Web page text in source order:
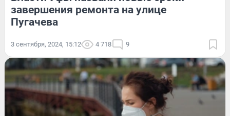
завершения ремонта на улице
Пугачева
3 сентября, 2024, 15:12 4 718 9